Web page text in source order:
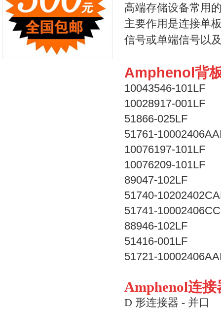
高端存储设备常用
主要作用是连接单
信号或单端信号以
Amphenol背
10043546-101LF
10028917-001LF
51866-025LF
51761-
10076197-101LF
10076209-101LF
89047-102LF
51740-
51741-
88946-102LF
51416-001LF
51721-
Amphenol连
D 形连接器 - 并口